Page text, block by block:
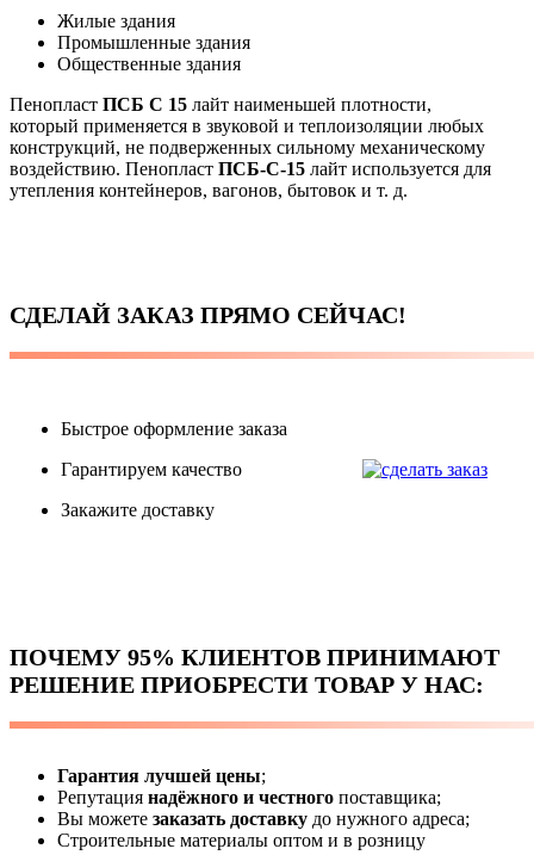
Жилые здания
Промышленные здания
Общественные здания
Пенопласт ПСБ С 15 лайт наименьшей плотности,
который применяется в звуковой и теплоизоляции любых
конструкций, не подверженных сильному механическому
воздействию. Пенопласт ПСБ-С-15 лайт используется для
утепления контейнеров, вагонов, бытовок и т. д.
СДЕЛАЙ ЗАКАЗ ПРЯМО СЕЙЧАС!
Быстрое оформление заказа
Гарантируем качество
Закажите доставку
ПОЧЕМУ 95% КЛИЕНТОВ ПРИНИМАЮТ
РЕШЕНИЕ ПРИОБРЕСТИ ТОВАР У НАС:
Гарантия лучшей цены;
Репутация надёжного и честного поставщика;
Вы можете заказать доставку до нужного адреса;
Строительные материалы оптом и в розницу